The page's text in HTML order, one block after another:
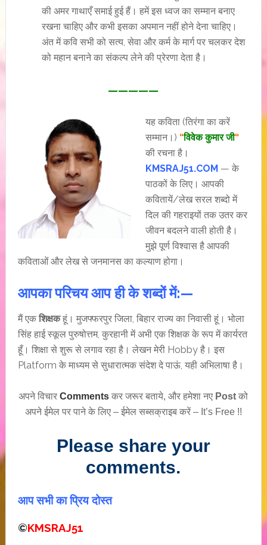
की अमर गाथाएँ समाई हुई हैं। हमें इस ध्वज का सम्मान बनाए
रखना चाहिए और कभी इसका अपमान नहीं होने देना चाहिए।
अंत में कवि सभी को सत्य, सेवा और कर्म के मार्ग पर चलकर देश
को महान बनाने का संकल्प लेने की प्रेरणा देता है।
—————
यह कविता (तिरंगा का करें
सम्मान।) “विवेक कुमार जी“
की रचना है।
KMSRAJ51.COM— के
पाठकों के लिए। आपकी
कवितायें/लेख सरल शब्दो में
दिल की गहराइयों तक उतर कर
जीवन बदलने वाली होती है।
मुझे पूर्ण विश्वास है आपकी
कविताओं और लेख से जनमानस का कल्याण होगा।
आपका परिचय आप ही के शब्दों में:—
मैं एकशिक्षकहूं। मुजफ्फरपुर जिला, बिहार राज्य का निवासी हूं। भोला
सिंह हाई स्कूल पुरुषोत्तम, कुरहानी में अभी एक शिक्षक के रूप में कार्यरत
हूँ। शिक्षा से शुरू से लगाव रहा है। लेखन मेरी Hobby है। इस
Platform के माध्यम से सुधारात्मक संदेश दे पाऊं, यही अभिलाषा है।
अपने विचारComments कर जरूर बताये, और हमेशा नए Post को
अपने ईमेल पर पाने के लिए – ईमेल सब्सक्राइब करें – It’s Free !!
Please share your
comments.
आप सभी का प्रिय दोस्त
©KMSRAJ51